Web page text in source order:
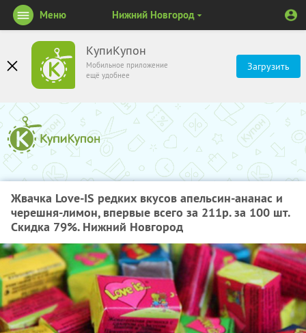
КупиКупон
Мобильное приложение
ещё удобнее
Загрузить
Меню Нижний Новгород
Жвачка Love-IS редких вкусов апельсин-ананас и
черешня-лимон, впервые всего за 211р. за 100 шт.
Скидка 79%. Нижний Новгород